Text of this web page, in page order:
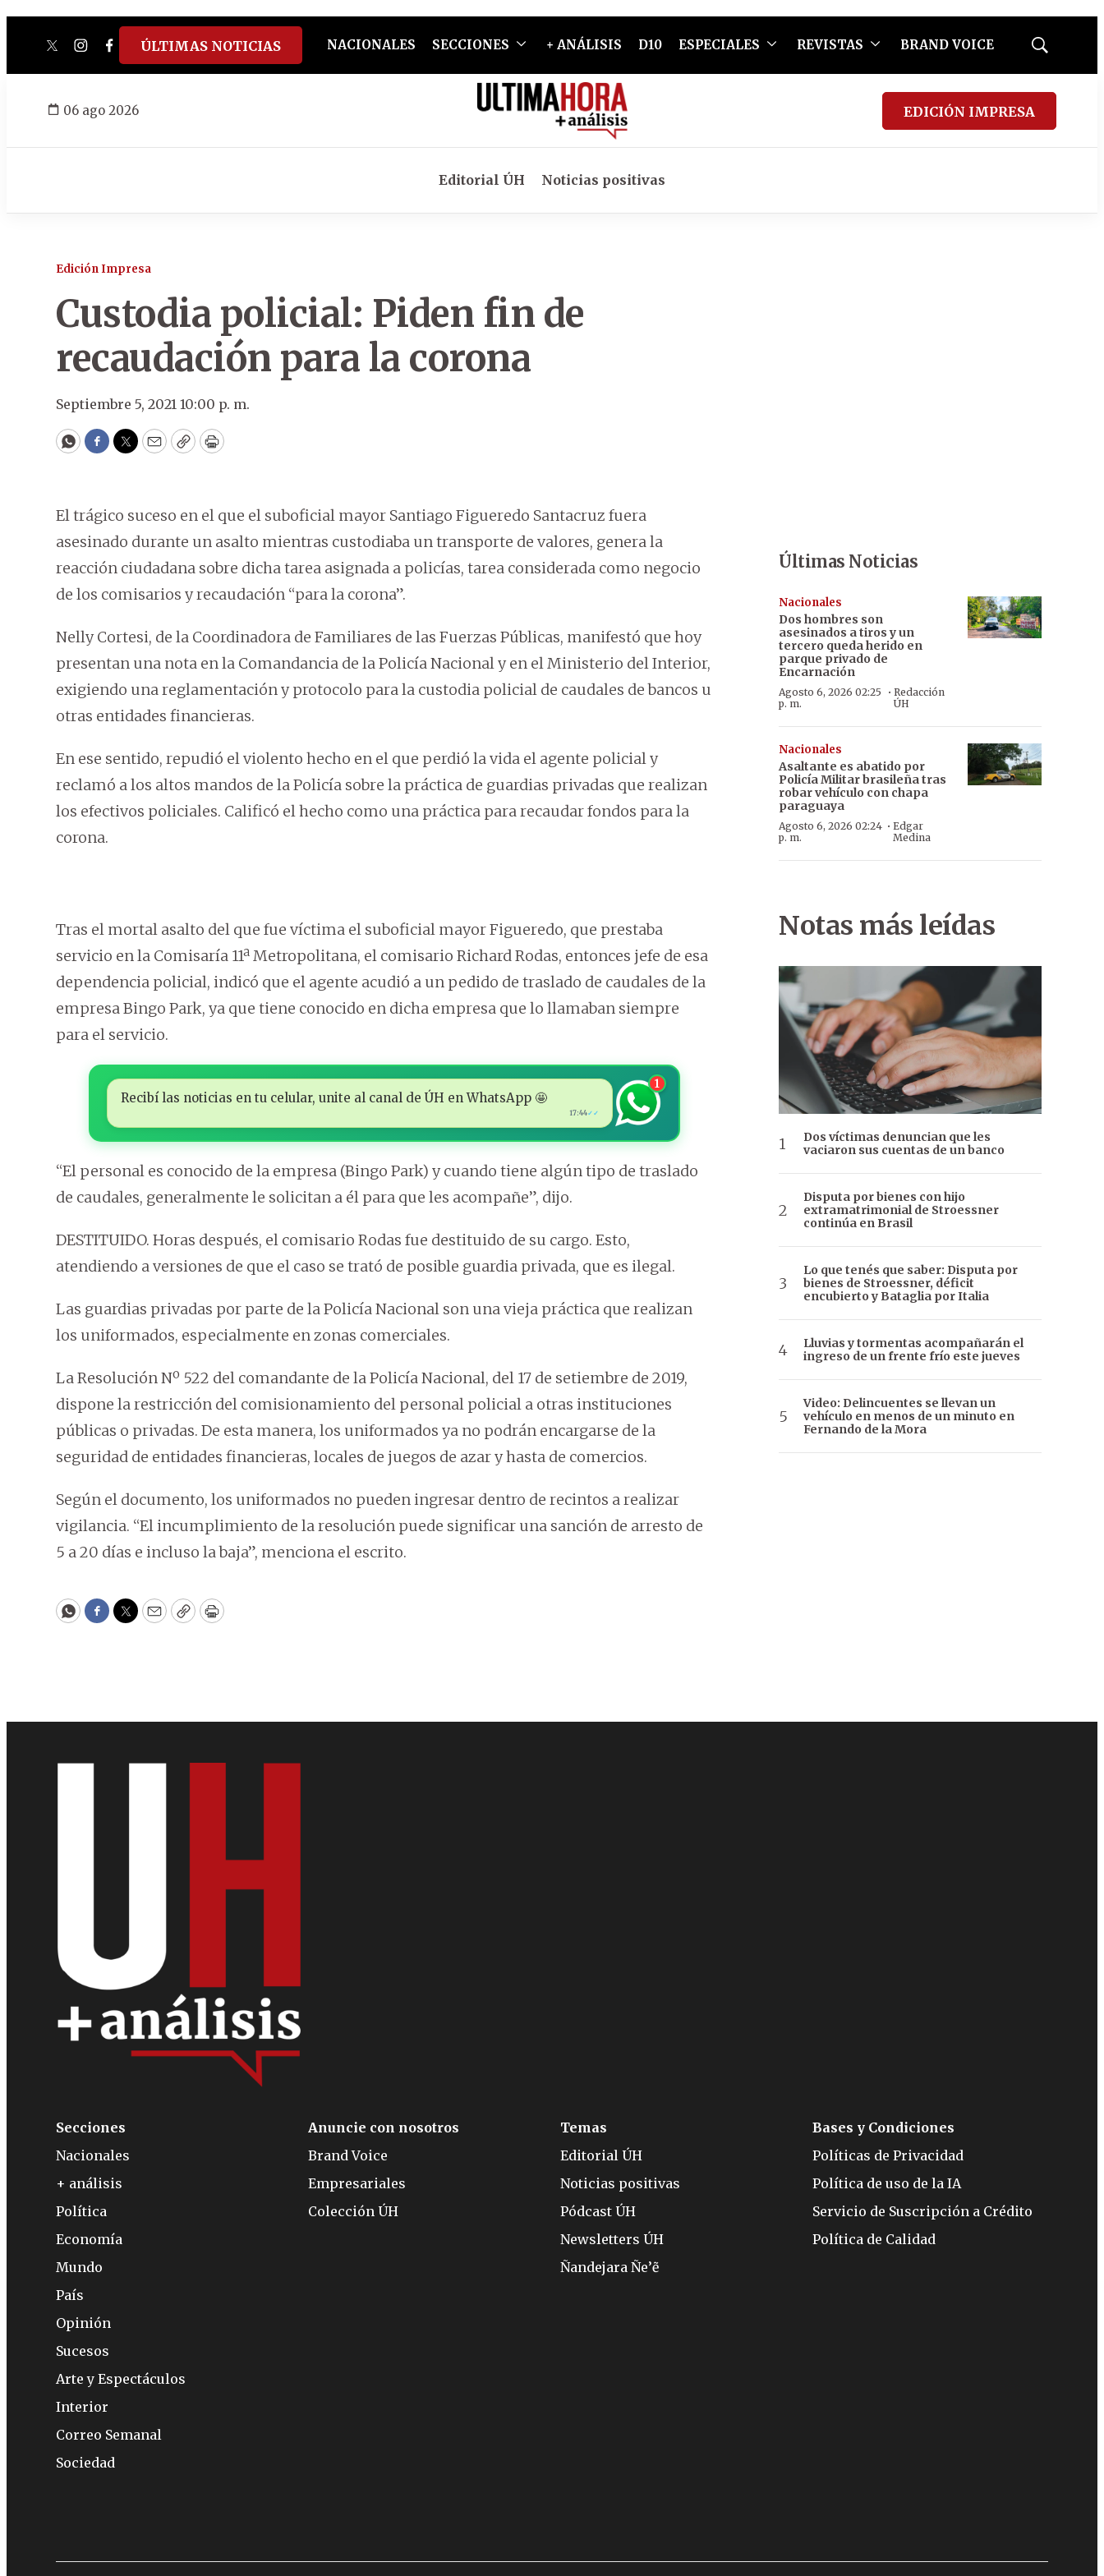
twitterinstagram
facebook
tiktokyoutube
spotify
ÚLTIMAS NOTICIAS NACIONALES SECCIONES + ANÁLISIS D10 ESPECIALES REVISTAS BRAND VOICE
Mostrar
06 ago 2026 EDICIÓN IMPRESA
Editorial ÚH Noticias positivas
Edición Impresa
Custodia policial: Piden fin de
recaudación para la corona
Septiembre 5, 2021 10:00 p. m.
WhatsApp
Facebook
Twitter
EmailCopyPrint
El trágico suceso en el que el suboficial mayor Santiago Figueredo Santacruz fuera
asesinado durante un asalto mientras custodiaba un transporte de valores, genera la
reacción ciudadana sobre dicha tarea asignada a policías, tarea considerada como negocio
de los comisarios y recaudación “para la corona”.
Nelly Cortesi, de la Coordinadora de Familiares de las Fuerzas Públicas, manifestó que hoy
presentan una nota en la Comandancia de la Policía Nacional y en el Ministerio del Interior,
exigiendo una reglamentación y protocolo para la custodia policial de caudales de bancos u
otras entidades financieras.
En ese sentido, repudió el violento hecho en el que perdió la vida el agente policial y
reclamó a los altos mandos de la Policía sobre la práctica de guardias privadas que realizan
los efectivos policiales. Calificó el hecho como una práctica para recaudar fondos para la
corona.
Tras el mortal asalto del que fue víctima el suboficial mayor Figueredo, que prestaba
servicio en la Comisaría 11ª Metropolitana, el comisario Richard Rodas, entonces jefe de esa
dependencia policial, indicó que el agente acudió a un pedido de traslado de caudales de la
empresa Bingo Park, ya que tiene conocido en dicha empresa que lo llamaban siempre
para el servicio.
Recibí las noticias en tu celular, unite al canal de ÚH en WhatsApp 🤩
17:44✓✓
1
“El personal es conocido de la empresa (Bingo Park) y cuando tiene algún tipo de traslado
de caudales, generalmente le solicitan a él para que les acompañe”, dijo.
DESTITUIDO. Horas después, el comisario Rodas fue destituido de su cargo. Esto,
atendiendo a versiones de que el caso se trató de posible guardia privada, que es ilegal.
Las guardias privadas por parte de la Policía Nacional son una vieja práctica que realizan
los uniformados, especialmente en zonas comerciales.
La Resolución Nº 522 del comandante de la Policía Nacional, del 17 de setiembre de 2019,
dispone la restricción del comisionamiento del personal policial a otras instituciones
públicas o privadas. De esta manera, los uniformados ya no podrán encargarse de la
seguridad de entidades financieras, locales de juegos de azar y hasta de comercios.
Según el documento, los uniformados no pueden ingresar dentro de recintos a realizar
vigilancia. “El incumplimiento de la resolución puede significar una sanción de arresto de
5 a 20 días e incluso la baja”, menciona el escrito.
WhatsApp
Facebook
Twitter
EmailCopyPrint
Últimas Noticias
Nacionales
Dos hombres son
asesinados a tiros y un
tercero queda herido en
parque privado de
Encarnación
Agosto 6, 2026 02:25
p. m.
· Redacción
ÚH
Nacionales
Asaltante es abatido por
Policía Militar brasileña tras
robar vehículo con chapa
paraguaya
Agosto 6, 2026 02:24
p. m.
·Edgar
Medina
Notas más leídas
Dos víctimas denuncian que les
vaciaron sus cuentas de un banco
Disputa por bienes con hijo
extramatrimonial de Stroessner
continúa en Brasil
Lo que tenés que saber: Disputa por
bienes de Stroessner, déficit
encubierto y Bataglia por Italia
Lluvias y tormentas acompañarán el
ingreso de un frente frío este jueves
Video: Delincuentes se llevan un
vehículo en menos de un minuto en
Fernando de la Mora
Secciones
Nacionales
+ análisis
Política
Economía
Mundo
País
Opinión
Sucesos
Arte y Espectáculos
Interior
Correo Semanal
Sociedad
Anuncie con nosotros
Brand Voice
Empresariales
Colección ÚH
Temas
Editorial ÚH
Noticias positivas
Pódcast ÚH
Newsletters ÚH
Ñandejara Ñe’ẽ
Bases y Condiciones
Políticas de Privacidad
Política de uso de la IA
Servicio de Suscripción a Crédito
Política de Calidad